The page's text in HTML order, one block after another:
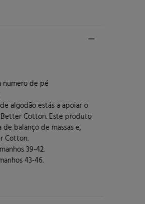
numero de pé
algodão estás a apoiar o
Cotton. Este produto
balanço de massas e,
Cotton.
39-42.
43-46.